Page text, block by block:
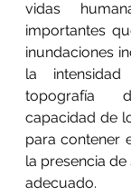
vidas
importantes
inundaciones
la
topografía
capacidad de
para contener
la presencia
adecuado.